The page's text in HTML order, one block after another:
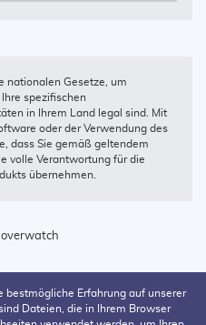
nationalen Gesetze, um
spezifischen
in Ihrem Land legal sind. Mit
oder der Verwendung des
dass Sie gemäß geltendem
volle Verantwortung für die
übernehmen.
bestmögliche Erfahrung auf unserer
Dateien, die in Ihrem Browser